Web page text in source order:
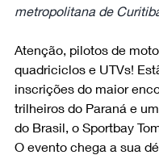
metropolitana de
Atenção, pilotos de
quadriciclos e UTVs!
inscrições do maior
trilheiros do Paraná e
do Brasil, o Sportbay
O evento chega a sua